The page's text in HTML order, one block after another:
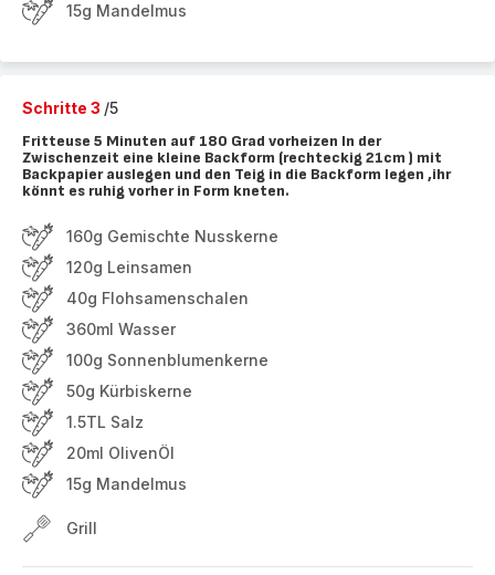
15g Mandelmus
Schritte 3 /5
Fritteuse 5 Minuten auf 180 Grad vorheizen In der
Zwischenzeit eine kleine Backform (rechteckig 21cm ) mit
Backpapier auslegen und den Teig in die Backform legen ,ihr
könnt es ruhig vorher in Form kneten.
160g Gemischte Nusskerne
120g Leinsamen
40g Flohsamenschalen
360ml Wasser
100g Sonnenblumenkerne
50g Kürbiskerne
1.5TL Salz
20ml OlivenÖl
15g Mandelmus
Grill